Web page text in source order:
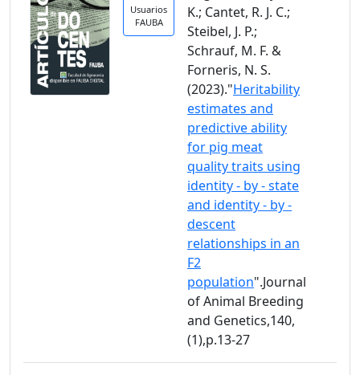
Usuarios
FAUBA
K.; Cantet, R. J. C.;
Steibel, J. P.;
Schrauf, M. F. &
Forneris, N. S.
(2023)."Heritability
estimates and
predictive ability
for pig meat
quality traits using
identity - by - state
and identity - by -
descent
relationships in an
F2
population".Journal
of Animal Breeding
and Genetics,140,
(1),p.13-27